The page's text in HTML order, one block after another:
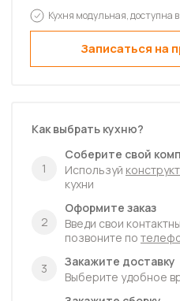
Тумба напольная
ящиками 82 х 60 см
9870
Кухня модульная, доступна
Записаться на
Как выбрать кухню?
1
Соберите свой
Используй
кухни
2
Оформите заказ
Введи свои
позвоните по
3
Закажите доставку
Выберите удобное